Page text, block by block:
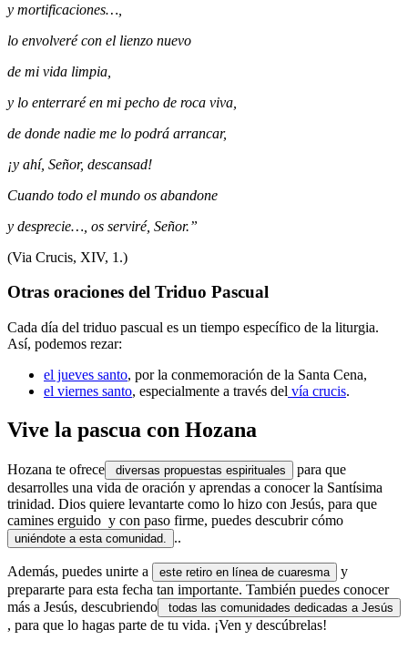
y mortificaciones…,
lo envolveré con el lienzo nuevo
de mi vida limpia,
y lo enterraré en mi pecho de roca viva,
de donde nadie me lo podrá arrancar,
¡y ahí, Señor, descansad!
Cuando todo el mundo os abandone
y desprecie…, os serviré, Señor.”
(Via Crucis, XIV, 1.)
Otras oraciones del Triduo Pascual
Cada día del triduo pascual es un tiempo específico de la liturgia.
Así, podemos rezar:
el jueves santo, por la conmemoración de la Santa Cena,
el viernes santo, especialmente a través del vía crucis.
Vive la pascua con Hozana
Hozana te ofrece diversas propuestas espirituales
para que
desarrolles una vida de oración y aprendas a conocer la Santísima
trinidad. Dios quiere levantarte como lo hizo con Jesús, para que
camines erguido y con paso firme, puedes descubrir cómo
uniéndote a esta comunidad. ..
Además, puedes unirte a este retiro en línea de cuaresma
y
prepararte para esta fecha tan importante. También puedes conocer
más a Jesús, descubriendo
todas las comunidades dedicadas a Jesús
, para que lo hagas parte de tu vida. ¡Ven y descúbrelas!